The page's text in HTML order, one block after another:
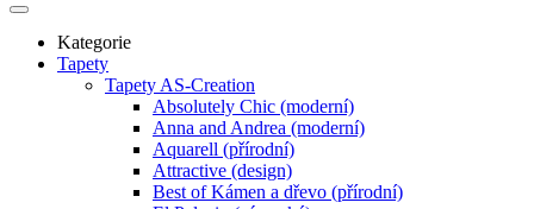
Kategorie
Tapety
Tapety AS-Creation
Absolutely Chic (moderní)
Anna and Andrea (moderní)
Aquarell (přírodní)
Attractive (design)
Best of Kámen a dřevo (přírodní)